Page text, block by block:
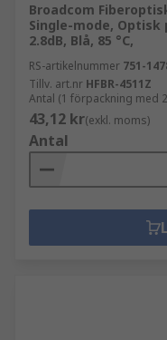
Broadcom
Single-mode,
2.8dB, Blå, 85 °C,
RS-artikelnummer 751-
Tillv. art.nr HFBR-4511Z
Antal (1 förpackning med
43,12 kr(exkl. moms)
Antal